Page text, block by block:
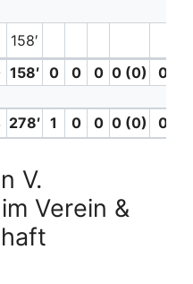
158′
158′ 0 0 0 0 (0) 0
278′ 1 0 0 0 (0) 0
V.
Verein &